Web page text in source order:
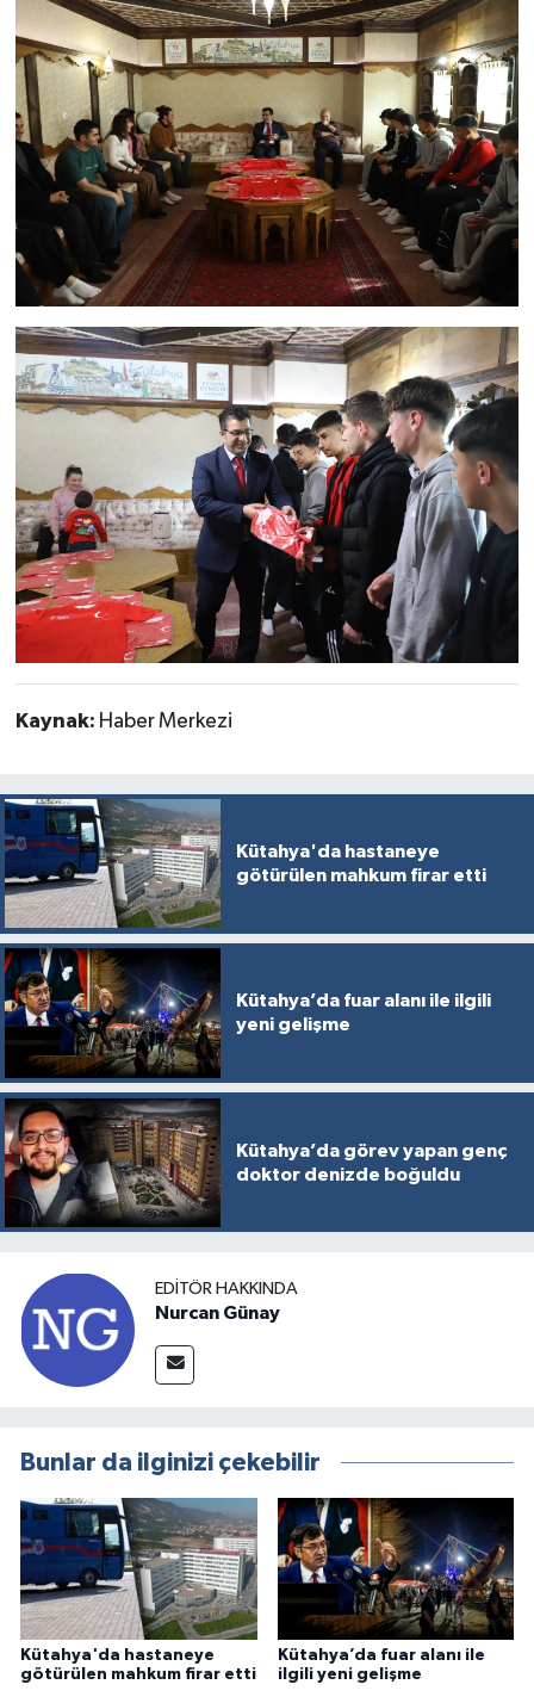
Kaynak: Haber Merkezi
Kütahya'da hastaneye
götürülen mahkum firar etti
Kütahya’da fuar alanı ile ilgili
yeni gelişme
Kütahya’da görev yapan genç
doktor denizde boğuldu
EDITÖR HAKKINDA
Nurcan Günay
Bunlar da ilginizi çekebilir
Kütahya'da hastaneye
götürülen mahkum firar etti
Kütahya’da fuar alanı ile
ilgili yeni gelişme